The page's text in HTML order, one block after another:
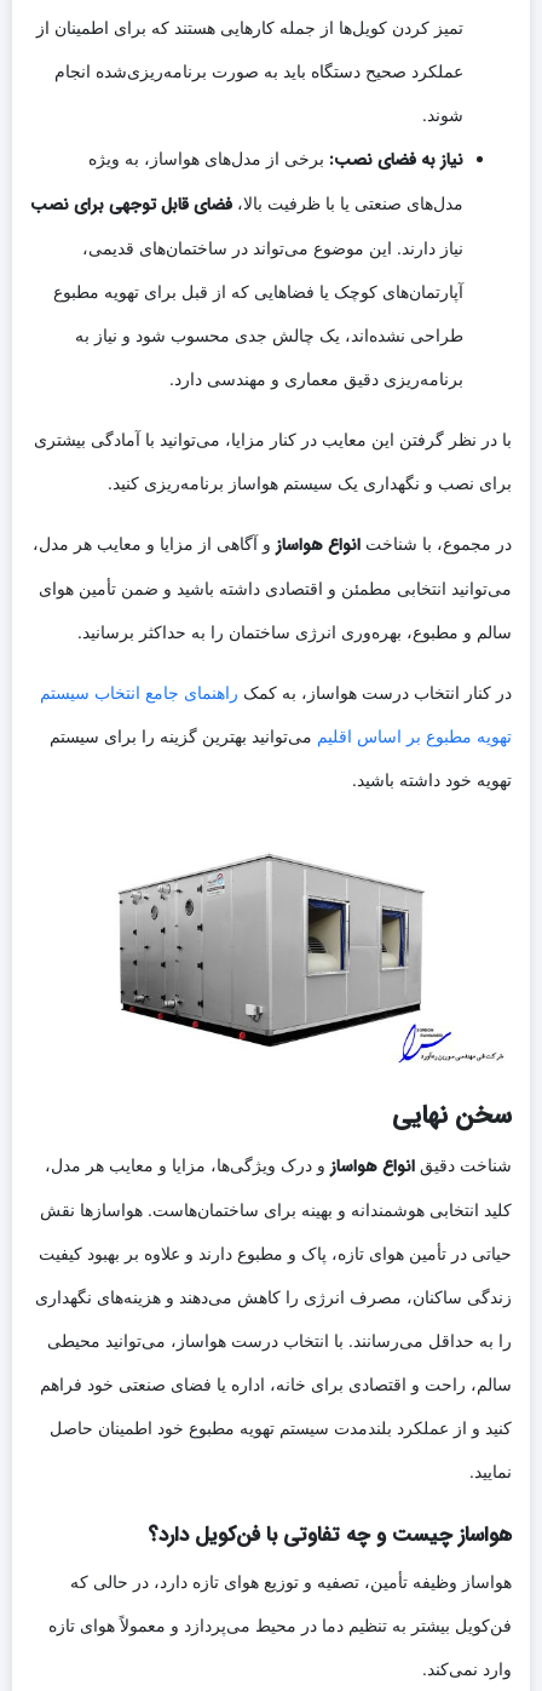
تمیز کردن کویل‌ها از جمله کارهایی هستند که برای اطمینان از
عملکرد صحیح دستگاه باید به صورت برنامه‌ریزی‌شده انجام
شوند.
نیاز به فضای نصب: برخی از مدل‌های هواساز، به ویژه
مدل‌های صنعتی یا با ظرفیت بالا، فضای قابل توجهی برای نصب
نیاز دارند. این موضوع می‌تواند در ساختمان‌های قدیمی،
آپارتمان‌های کوچک یا فضاهایی که از قبل برای تهویه مطبوع
طراحی نشده‌اند، یک چالش جدی محسوب شود و نیاز به
برنامه‌ریزی دقیق معماری و مهندسی دارد.
با در نظر گرفتن این معایب در کنار مزایا، می‌توانید با آمادگی بیشتری
برای نصب و نگهداری یک سیستم هواساز برنامه‌ریزی کنید.
در مجموع، با شناخت انواع هواساز و آگاهی از مزایا و معایب هر مدل،
می‌توانید انتخابی مطمئن و اقتصادی داشته باشید و ضمن تأمین هوای
سالم و مطبوع، بهره‌وری انرژی ساختمان را به حداکثر برسانید.
در کنار انتخاب درست هواساز، به کمک راهنمای جامع انتخاب سیستم
تهویه مطبوع بر اساس اقلیم می‌توانید بهترین گزینه را برای سیستم
تهویه خود داشته باشید.
سخن نهایی
شناخت دقیق انواع هواساز و درک ویژگی‌ها، مزایا و معایب هر مدل،
کلید انتخابی هوشمندانه و بهینه برای ساختمان‌هاست. هواسازها نقش
حیاتی در تأمین هوای تازه، پاک و مطبوع دارند و علاوه بر بهبود کیفیت
زندگی ساکنان، مصرف انرژی را کاهش می‌دهند و هزینه‌های نگهداری
را به حداقل می‌رسانند. با انتخاب درست هواساز، می‌توانید محیطی
سالم، راحت و اقتصادی برای خانه، اداره یا فضای صنعتی خود فراهم
کنید و از عملکرد بلندمدت سیستم تهویه مطبوع خود اطمینان حاصل
نمایید.
هواساز چیست و چه تفاوتی با فن‌کویل دارد؟
هواساز وظیفه تأمین، تصفیه و توزیع هوای تازه دارد، در حالی که
فن‌کویل بیشتر به تنظیم دما در محیط می‌پردازد و معمولاً هوای تازه
وارد نمی‌کند.